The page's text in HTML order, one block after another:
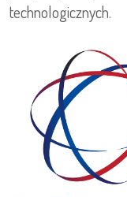
technologicznych.